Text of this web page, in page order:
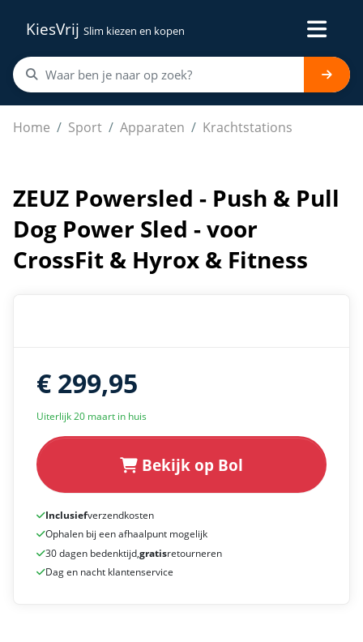
KiesVrij Slim kiezen en kopen
Home Sport Apparaten Krachtstations
ZEUZ Powersled - Push & Pull Dog Power Sled - voor
ZEUZ Powersled - Push & Pull
Dog Power Sled - voor
CrossFit & Hyrox & Fitness
€ 299,95
Uiterlijk 20 maart in huis
Bekijk op Bol
Inclusiefverzendkosten
Ophalen bij een afhaalpunt mogelijk
30 dagen bedenktijd,gratisretourneren
Dag en nacht klantenservice